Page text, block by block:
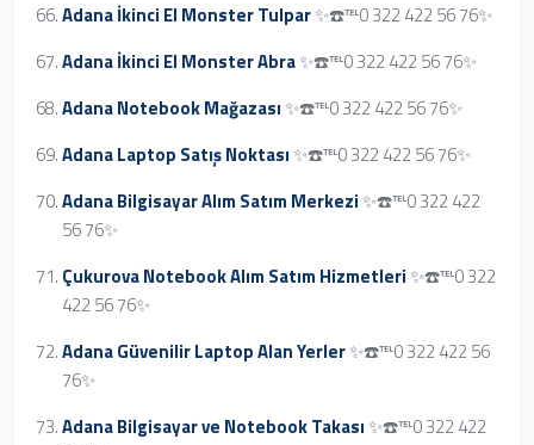
Adana İkinci El Monster Tulpar✨☎️℡0 322 422 56 76✨
Adana İkinci El Monster Abra✨☎️℡0 322 422 56 76✨
Adana Notebook Mağazası✨☎️℡0 322 422 56 76✨
Adana Laptop Satış Noktası✨☎️℡0 322 422 56 76✨
Adana Bilgisayar Alım Satım Merkezi✨☎️℡0 322 422
56 76✨
Çukurova Notebook Alım Satım Hizmetleri✨☎️℡0 322
422 56 76✨
Adana Güvenilir Laptop Alan Yerler✨☎️℡0 322 422 56
76✨
Adana Bilgisayar ve Notebook Takası✨☎️℡0 322 422